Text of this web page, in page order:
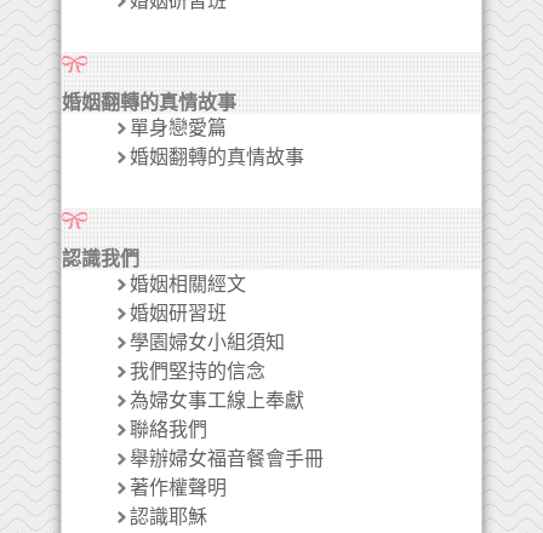
婚姻翻轉的真情故事
單身戀愛篇
婚姻翻轉的真情故事
認識我們
婚姻相關經文
婚姻研習班
學園婦女小組須知
我們堅持的信念
為婦女事工線上奉獻
聯絡我們
舉辦婦女福音餐會手冊
著作權聲明
認識耶穌